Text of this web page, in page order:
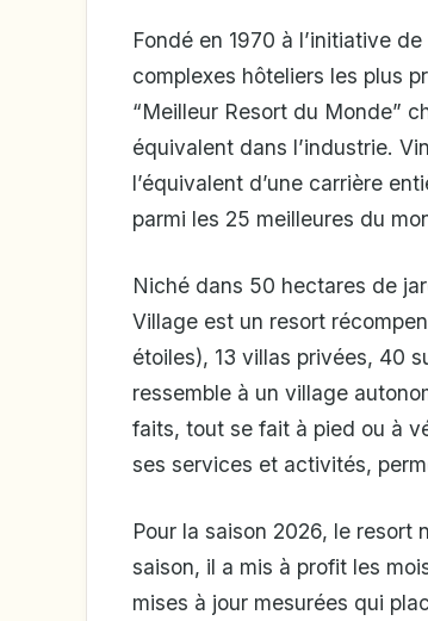
Fondé en 1970 à l’initiative
complexes hôteliers les plus
“Meilleur Resort du Monde”
équivalent dans l’industrie.
l’équivalent d’une carrière
parmi les 25 meilleures du
Niché dans 50 hectares de
Village est un resort
étoiles), 13 villas privées, 40
ressemble à un village
faits, tout se fait à pied ou à
ses services et activités,
Pour la saison 2026, le resort
saison, il a mis à profit les
mises à jour mesurées qui